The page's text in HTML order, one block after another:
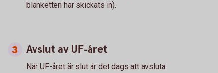
blanketten har skickats in).
Avslut av UF-året
När UF-året är slut är det dags att avsluta